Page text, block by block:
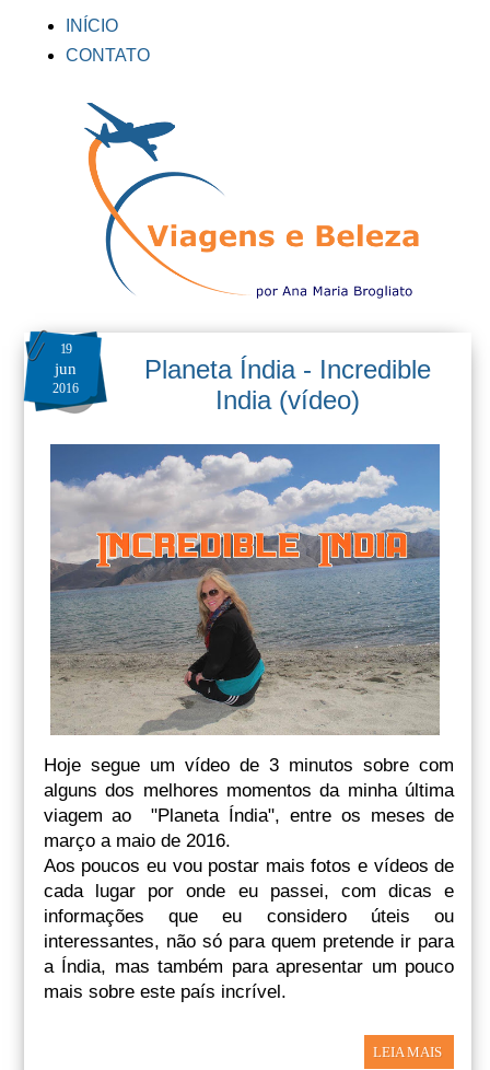
INÍCIO
CONTATO
19
jun
2016
Planeta Índia - Incredible
India (vídeo)
Hoje segue um vídeo de 3 minutos sobre com
alguns dos melhores momentos da minha última
viagem ao "Planeta Índia", entre os meses de
março a maio de 2016.
Aos poucos eu vou postar mais fotos e vídeos de
cada lugar por onde eu passei, com dicas e
informações que eu considero úteis ou
interessantes, não só para quem pretende ir para
a Índia, mas também para apresentar um pouco
mais sobre este país incrível.
LEIA MAIS